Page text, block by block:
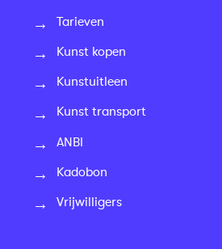
Tarieven
Kunst kopen
Kunstuitleen
Kunst transport
ANBI
Kadobon
Vrijwilligers